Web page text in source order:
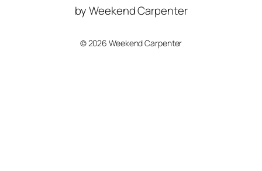
by Weekend Carpenter
©2026 Weekend Carpenter